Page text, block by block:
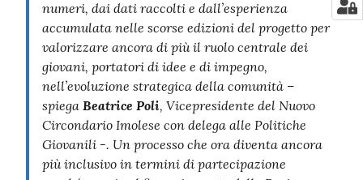
numeri, dai dati raccolti e dall’esperienza
accumulata nelle scorse edizioni del progetto per
valorizzare ancora di più il ruolo centrale dei
giovani, portatori di idee e di impegno,
nell’evoluzione strategica della comunità –
spiegaBeatrice Poli, Vicepresidente del Nuovo
Circondario Imolese con delega alle Politiche
Giovanili -. Un processo che ora diventa ancora
più inclusivo in termini di partecipazione